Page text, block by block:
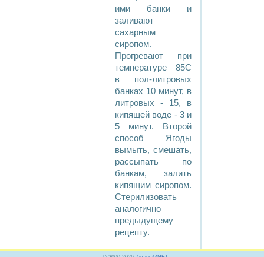
ими банки и
заливают
сахарным
сиропом.
Прогревают при
температуре 85С
в пол-литровых
банках 10 минут, в
литровых - 15, в
кипящей воде - 3 и
5 минут. Второй
способ Ягоды
вымыть, смешать,
рассыпать по
банкам, залить
кипящим сиропом.
Стерилизовать
аналогично
предыдущему
рецепту.